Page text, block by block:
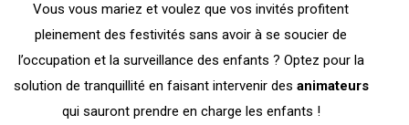
Vous vous mariez et voulez que vos invités profitent
pleinement des festivités sans avoir à se soucier de
l’occupation et la surveillance des enfants ? Optez pour la
solution de tranquillité en faisant intervenir des animateurs
qui sauront prendre en charge les enfants !